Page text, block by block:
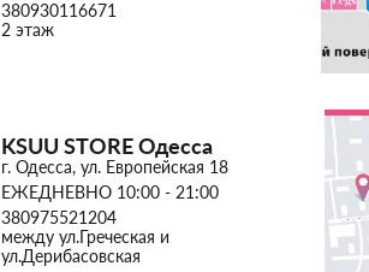
380930116671
2 этаж
KSUU STORE Одесса
г. Одесса, ул. Европейская 18
ЕЖЕДНЕВНО 10:00 - 21:00
380975521204
между ул.Греческая и
ул.Дерибасовская